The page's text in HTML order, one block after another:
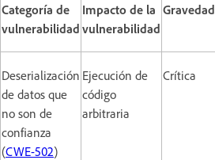
Categoría de
vulnerabilidad
Impacto de la
vulnerabilidad
Gravedad
Deserialización
de datos que
no son de
confianza
(CWE-502)
Ejecución de
código
arbitraria
Crítica